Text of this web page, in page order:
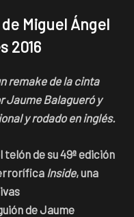
Miguel Ángel
2016
remake de la cinta
Jaume Balagueró y
y rodado en inglés.
de su 49ª edición
Inside, una
de Jaume